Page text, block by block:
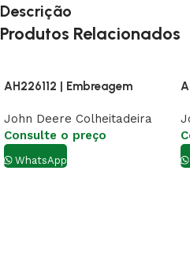
Descrição
Produtos Relacionados
AH226112 | Embreagem
John Deere Colheitadeira
Consulte o preço
WhatsApp